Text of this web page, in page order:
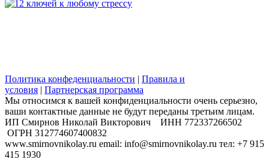
Политика конфеденциальности | Правила и
условия | Партнерская программа
Мы относимся к вашей конфиденциальности очень серьезно,
ваши контактные данные не будут переданы третьим лицам.
​ИП Смирнов Николай Викторович ИНН 772337266502
ОГРН 312774607400832
www.smirnovnikolay.ru email: info@smirnovnikolay.ru тел: +7 915
415 1930